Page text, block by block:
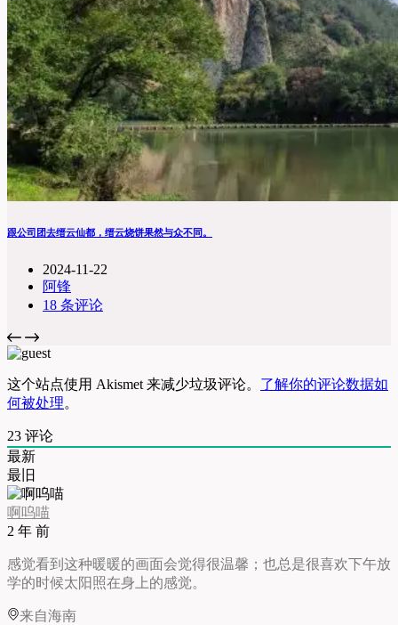
跟公司团去缙云仙都，缙云烧饼果然与众不同。
2024-11-22
阿锋
18 条评论
这个站点使用 Akismet 来减少垃圾评论。 了解你的评论数据如
何被处理。
23 评论
最新
最旧
啊呜喵
2 年 前
感觉看到这种暖暖的画面会觉得很温馨；也总是很喜欢下午放
学的时候太阳照在身上的感觉。
来自海南